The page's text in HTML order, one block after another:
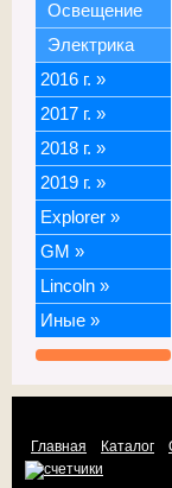
Освещение
Электрика
2016 г. »
2017 г. »
2018 г. »
2019 г. »
Explorer »
GM »
Lincoln »
Иные »
Главная Каталог